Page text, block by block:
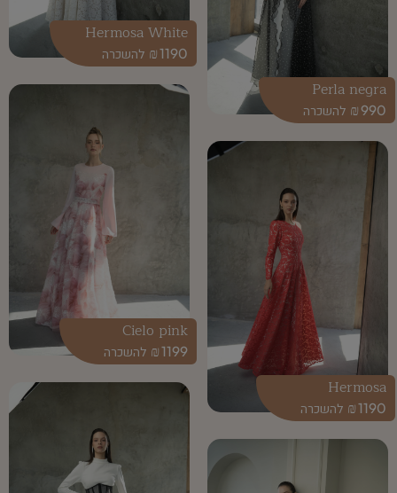
990
₪
Perla negra
1190
₪
Hermosa White
1190
₪
Hermosa
1199
₪
Cielo pink